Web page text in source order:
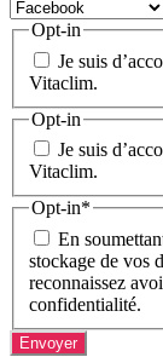
Opt-in
Je suis
Vitaclim.
Opt-in
Je suis
Vitaclim.
Opt-in*
En
stockage de vos
reconnaissez
confidentialité.